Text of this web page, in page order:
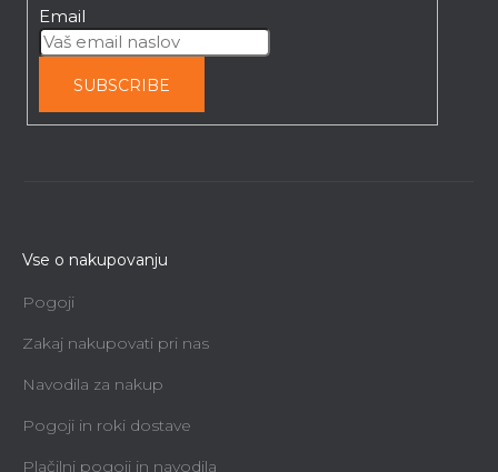
Email
SUBSCRIBE
Vse o nakupovanju
Pogoji
Zakaj nakupovati pri nas
Navodila za nakup
Pogoji in roki dostave
Plačilni pogoji in navodila